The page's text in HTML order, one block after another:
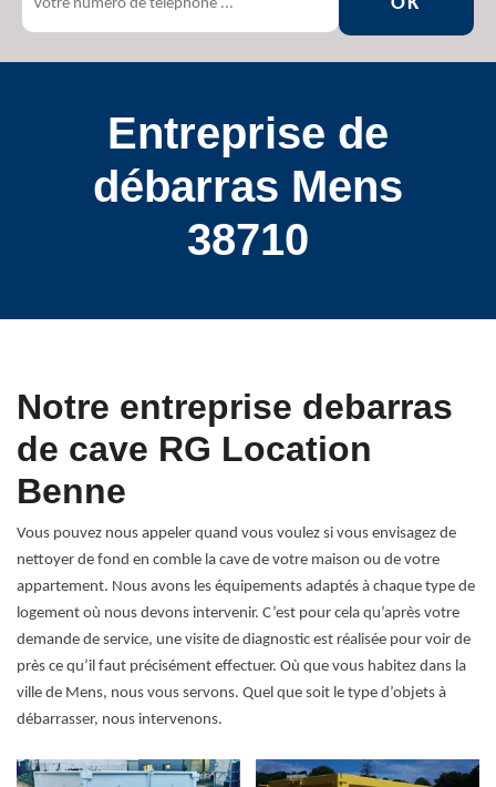
Entreprise de
débarras Mens
38710
Notre entreprise debarras
de cave RG Location
Benne
Vous pouvez nous appeler quand vous voulez si vous envisagez de
nettoyer de fond en comble la cave de votre maison ou de votre
appartement. Nous avons les équipements adaptés à chaque type de
logement où nous devons intervenir. C’est pour cela qu’après votre
demande de service, une visite de diagnostic est réalisée pour voir de
près ce qu’il faut précisément effectuer. Où que vous habitez dans la
ville de Mens, nous vous servons. Quel que soit le type d’objets à
débarrasser, nous intervenons.